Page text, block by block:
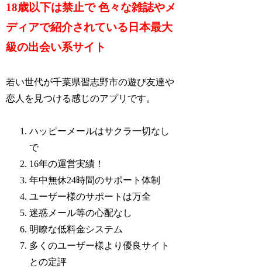
18歳以下は禁止で 色々な雑誌やメ
ディアで紹介されている日本最大
級の出会い系サイト
若い世代が千葉県習志野市の遊び友達や
恋人を見つける感じのアプリです。
ハッピーメールはサクラ一切なし
で
16年の運営実績！
年中無休24時間のサポート体制
ユーザー様のサポートは万全
迷惑メール等の心配なし
明瞭な低料金システム
多くのユーザー様より優良サイト
との定評